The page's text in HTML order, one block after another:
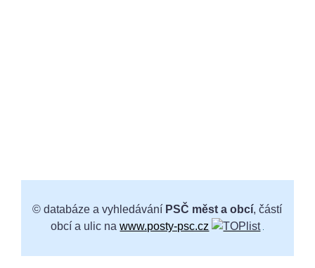
© databáze a vyhledávání PSČ měst a obcí, částí
obcí a ulic nawww.posty-psc.cz